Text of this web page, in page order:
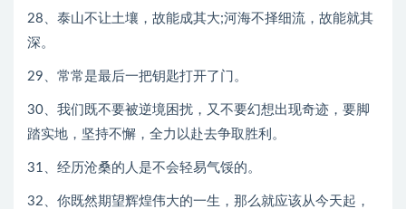
28、泰山不让土壤，故能成其大;河海不择细流，故能就其
深。
29、常常是最后一把钥匙打开了门。
30、我们既不要被逆境困扰，又不要幻想出现奇迹，要脚
踏实地，坚持不懈，全力以赴去争取胜利。
31、经历沧桑的人是不会轻易气馁的。
32、你既然期望辉煌伟大的一生，那么就应该从今天起，